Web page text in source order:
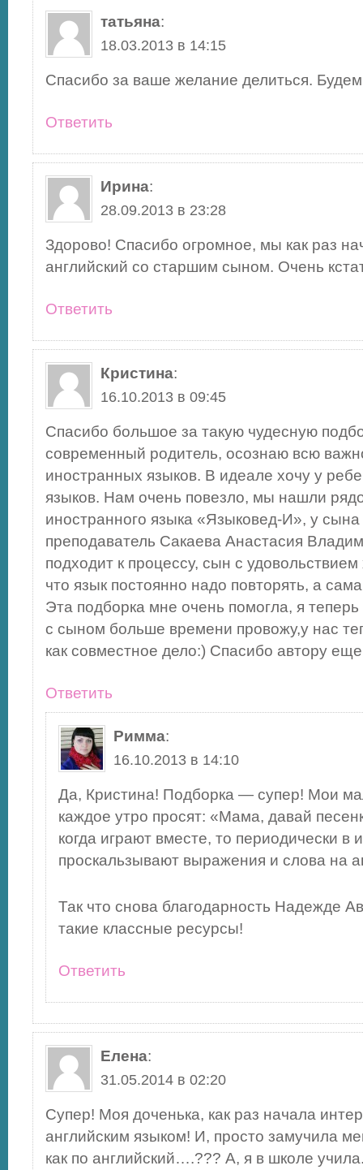
татьяна:
18.03.2013 в 14:15
Спасибо за ваше желание делиться. Будем
Ответить
Ирина:
28.09.2013 в 23:28
Здорово! Спасибо огромное, мы как раз
английский со старшим сыном. Очень
Ответить
Кристина:
16.10.2013 в 09:45
Спасибо большое за такую чудесную
современный родитель, осознаю всю
иностранных языков. В идеале хочу у
языков. Нам очень повезло, мы нашли
иностранного языка «Языковед-И», у сына
преподаватель Сакаева Анастасия
подходит к процессу, сын с
что язык постоянно надо повторять, а
Эта подборка мне очень помогла, я
с сыном больше времени провожу,у нас
как совместное дело:) Спасибо автору
Ответить
Римма:
16.10.2013 в 14:10
Да, Кристина! Подборка — супер! Мои
каждое утро просят: «Мама, давай
когда играют вместе, то периодически в
проскальзывают выражения и слова на
Так что снова благодарность Надежде
такие классные ресурсы!
Ответить
Елена:
31.05.2014 в 02:20
Супер! Моя доченька, как раз начала
английским языком! И, просто замучила
как по английский….??? А, я в школе